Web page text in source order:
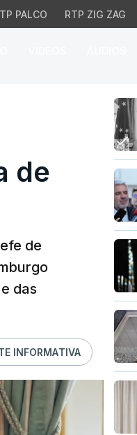
PALCO RTP ZIG ZAG
de
de
das
INFORMATIVA